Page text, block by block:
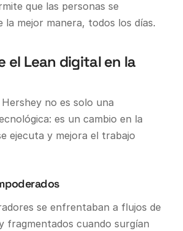
que las personas se
la mejor manera, todos los días.
el Lean digital en la
no es solo una
es un cambio en la
ejecuta y mejora el trabajo
se enfrentaban a flujos de
fragmentados cuando surgían